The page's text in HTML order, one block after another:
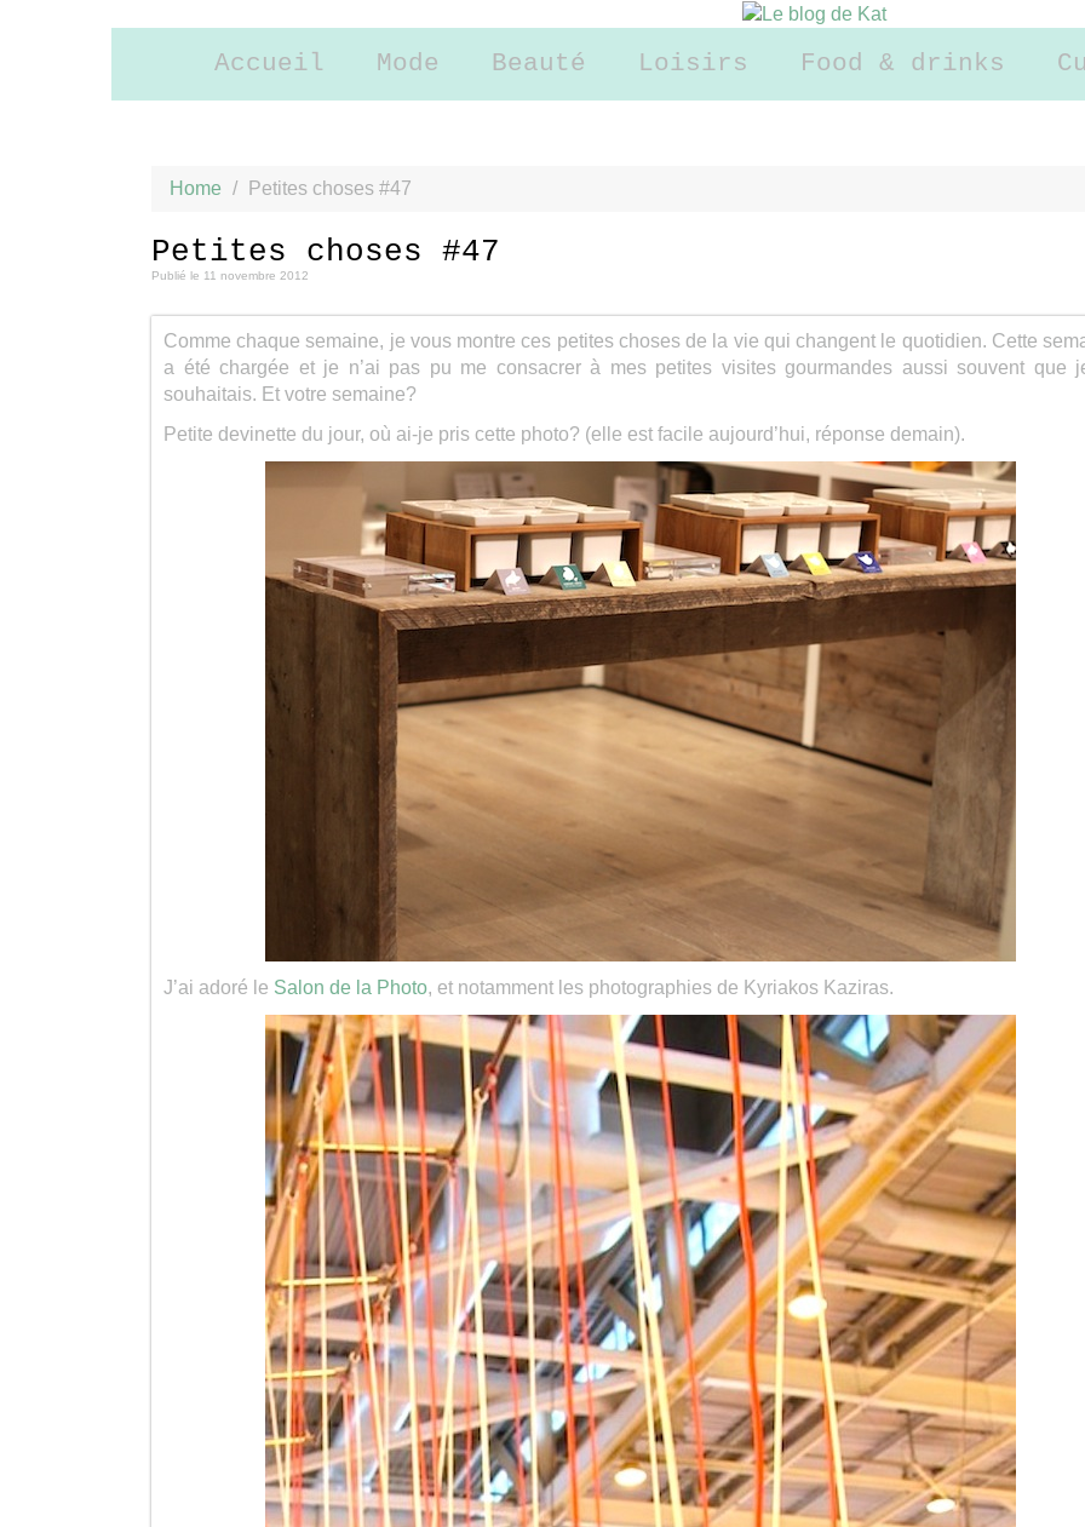
Accueil Mode Beauté Loisirs Food & drinks
Home / Petites choses #47
Petites choses #47
Publié le 11 novembre 2012
Comme chaque semaine, je vous montre ces petites choses de la vie qui changent le quotidien. Cette
a été chargée et je n’ai pas pu me consacrer à mes petites visites gourmandes aussi souvent que
souhaitais. Et votre semaine?
Petite devinette du jour, où ai-je pris cette photo? (elle est facile aujourd’hui, réponse demain).
J’ai adoré le Salon de la Photo, et notamment les photographies de Kyriakos Kaziras.